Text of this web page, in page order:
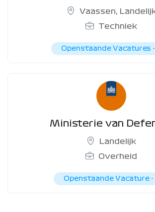
Vaassen,
Techniek
Openstaande Vacatures -
Ministerie van
Landelijk
Overheid
Openstaande Vacature -